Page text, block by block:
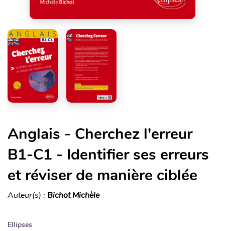
Anglais - Cherchez l'erreur
B1-C1 - Identifier ses erreurs
et réviser de manière ciblée
Auteur(s) : Bichot Michèle
Ellipses